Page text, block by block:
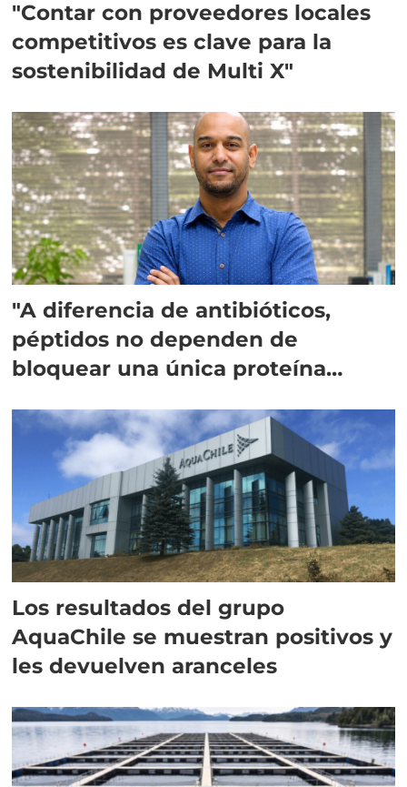
"Contar con proveedores locales
competitivos es clave para la
sostenibilidad de Multi X"
"A diferencia de antibióticos,
péptidos no dependen de
bloquear una única proteína
Los resultados del grupo
AquaChile se muestran positivos y
les devuelven aranceles